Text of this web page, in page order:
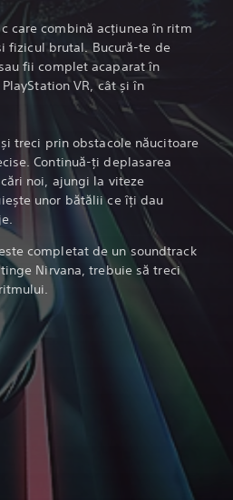
care combină acțiunea în ritm
fizicul brutal. Bucură-te de
fii complet acaparat în
VR, cât și în
treci prin obstacole năucitoare
Continuă-ți deplasarea
noi, ajungi la viteze
unor bătălii ce îți dau
completat de un soundtrack
Nirvana, trebuie să treci